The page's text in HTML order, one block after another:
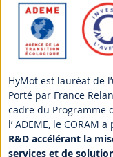
HyMot est lauréat de
Porté par France
cadre du Programme
l’ADEME, le CORAM
R&D accélérant la
services et de